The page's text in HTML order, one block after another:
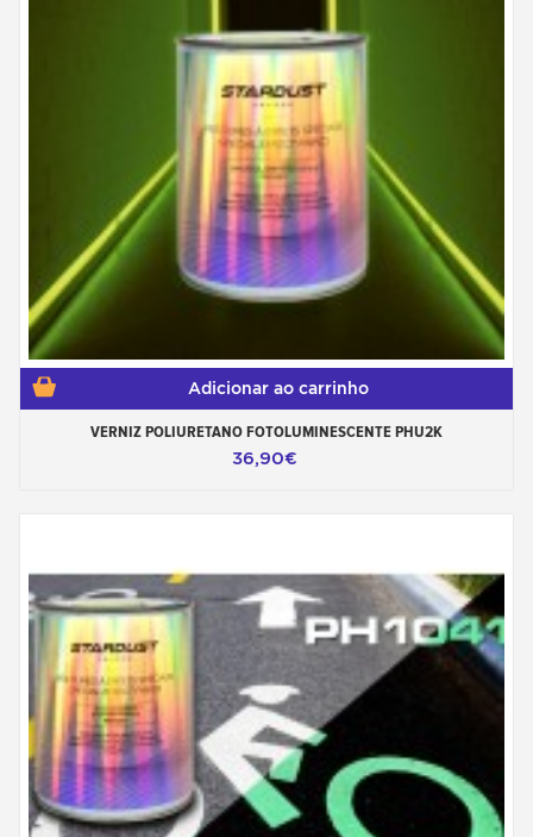
Adicionar ao carrinho
VERNIZ POLIURETANO FOTOLUMINESCENTE PHU2K
36,90€